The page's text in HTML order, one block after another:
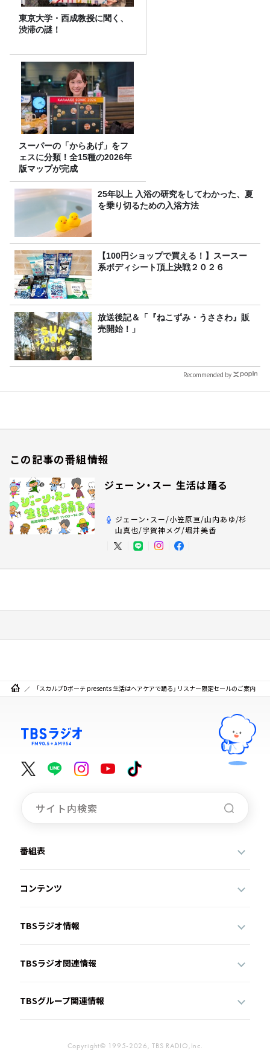
東京大学・西成教授に聞く、
渋滞の謎！
スーパーの「からあげ」をフ
ェスに分類！全15種の2026年
版マップが完成
25年以上 入浴の研究をしてわかった、夏
を乗り切るための入浴方法
【100円ショップで買える！】スースー
系ボディシート頂上決戦２０２６
放送後記＆「『ねこずみ・うささわ』販
売開始！」
Recommended by
この記事の番組情報
ジェーン・スー 生活は踊る
ジェーン・スー/小笠原亘/山内あゆ/杉
山真也/宇賀神メグ/堀井美香
「スカルプDボーテ presents 生活はヘアケアで踊る」 リスナー限定セールのご案内
番組表
コンテンツ
TBSラジオ情報
TBSラジオ関連情報
TBSグループ関連情報
Copyright© 1995-2026, TBS RADIO,Inc.